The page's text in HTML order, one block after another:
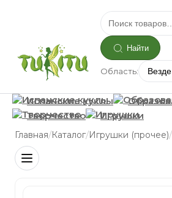
Найти
Область:
Испанские куклы
Творчество
Игрушки
Главная/Каталог/Игрушки (прочее)/